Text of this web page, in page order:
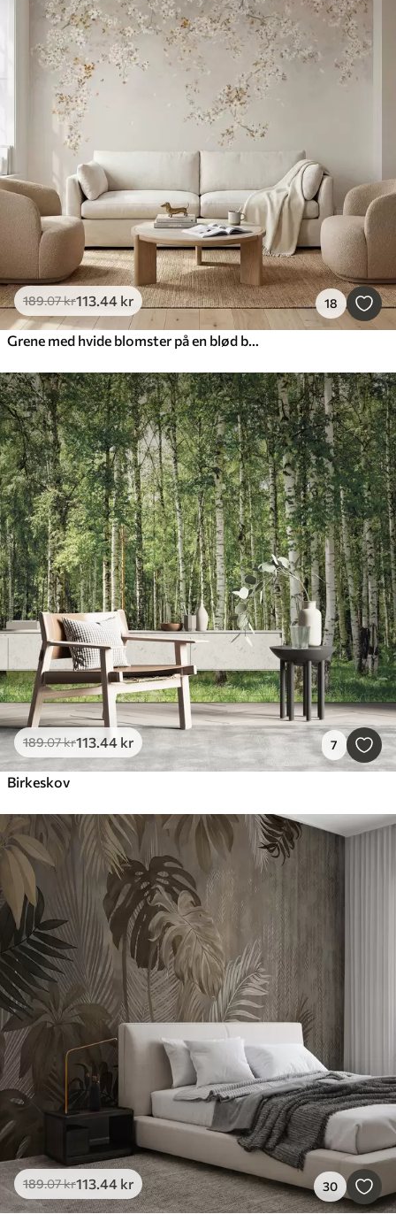
189.07kr113.44 kr 18
Grene med hvide blomster på en blød beige baggrund
189.07kr113.44 kr 7
Birkeskov
189.07kr113.44 kr 30